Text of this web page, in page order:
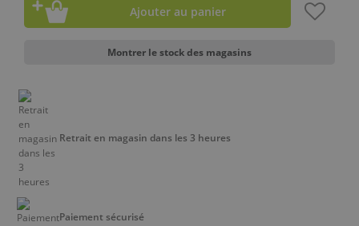
Ajouter au panier
Montrer le stock des magasins
Retrait en magasin dans les 3 heures
Paiement sécurisé